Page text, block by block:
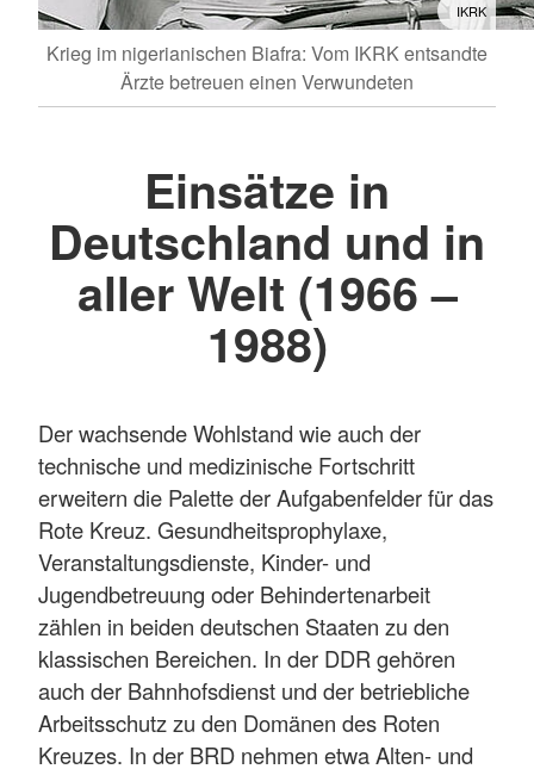
IKRK
Krieg im nigerianischen Biafra: Vom IKRK entsandte
Ärzte betreuen einen Verwundeten
Einsätze in
Deutschland und in
aller Welt (1966 –
1988)
Der wachsende Wohlstand wie auch der
technische und medizinische Fortschritt
erweitern die Palette der Aufgabenfelder für das
Rote Kreuz. Gesundheitsprophylaxe,
Veranstaltungsdienste, Kinder- und
Jugendbetreuung oder Behindertenarbeit
zählen in beiden deutschen Staaten zu den
klassischen Bereichen. In der DDR gehören
auch der Bahnhofsdienst und der betriebliche
Arbeitsschutz zu den Domänen des Roten
Kreuzes. In der BRD nehmen etwa Alten- und